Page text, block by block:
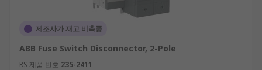
제조사가 재고 비축중
ABB Fuse Switch Disconnector, 2-Pole
RS 제품 번호 235-2411